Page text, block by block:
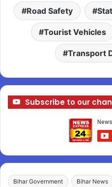
Road Safety
Tourist Vehicles
Transport
Subscribe to our
Bihar Government Bihar News